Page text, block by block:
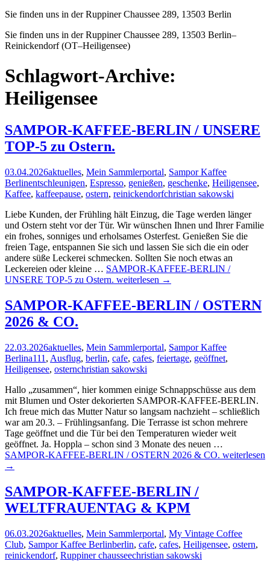
Sie finden uns in der Ruppiner Chaussee 289, 13503 Berlin
Sie finden uns in der Ruppiner Chaussee 289, 13503 Berlin–
Reinickendorf (OT–Heiligensee)
Schlagwort-Archive:
Heiligensee
SAMPOR-KAFFEE-BERLIN / UNSERE
TOP-5 zu Ostern.
03.04.2026aktuelles, Mein Sammlerportal, Sampor Kaffee
Berlinentschleunigen, Espresso, genießen, geschenke, Heiligensee,
Kaffee, kaffeepause, ostern, reinickendorfchristian sakowski
Liebe Kunden, der Frühling hält Einzug, die Tage werden länger
und Ostern steht vor der Tür. Wir wünschen Ihnen und Ihrer Familie
ein frohes, sonniges und erholsames Osterfest. Genießen Sie die
freien Tage, entspannen Sie sich und lassen Sie sich die ein oder
andere süße Leckerei schmecken. Sollten Sie noch etwas an
Leckereien oder kleine … SAMPOR-KAFFEE-BERLIN /
UNSERE TOP-5 zu Ostern. weiterlesen →
SAMPOR-KAFFEE-BERLIN / OSTERN
2026 & CO.
22.03.2026aktuelles, Mein Sammlerportal, Sampor Kaffee
Berlina111 , Ausflug, berlin, cafe, cafes, feiertage, geöffnet,
Heiligensee, osternchristian sakowski
Hallo „zusammen“, hier kommen einige Schnappschüsse aus dem
mit Blumen und Oster dekorierten SAMPOR-KAFFEE-BERLIN.
Ich freue mich das Mutter Natur so langsam nachzieht – schließlich
war am 20.3. – Frühlingsanfang. Die Terrasse ist schon mehrere
Tage geöffnet und die Tür bei den Temperaturen wieder weit
geöffnet. Ja. Hoppla – schon sind 3 Monate des neuen …
SAMPOR-KAFFEE-BERLIN / OSTERN 2026 & CO. weiterlesen
→
SAMPOR-KAFFEE-BERLIN /
WELTFRAUENTAG & KPM
06.03.2026aktuelles, Mein Sammlerportal, My Vintage Coffee
Club, Sampor Kaffee Berlinberlin, cafe, cafes, Heiligensee, ostern,
reinickendorf, Ruppiner chausseechristian sakowski